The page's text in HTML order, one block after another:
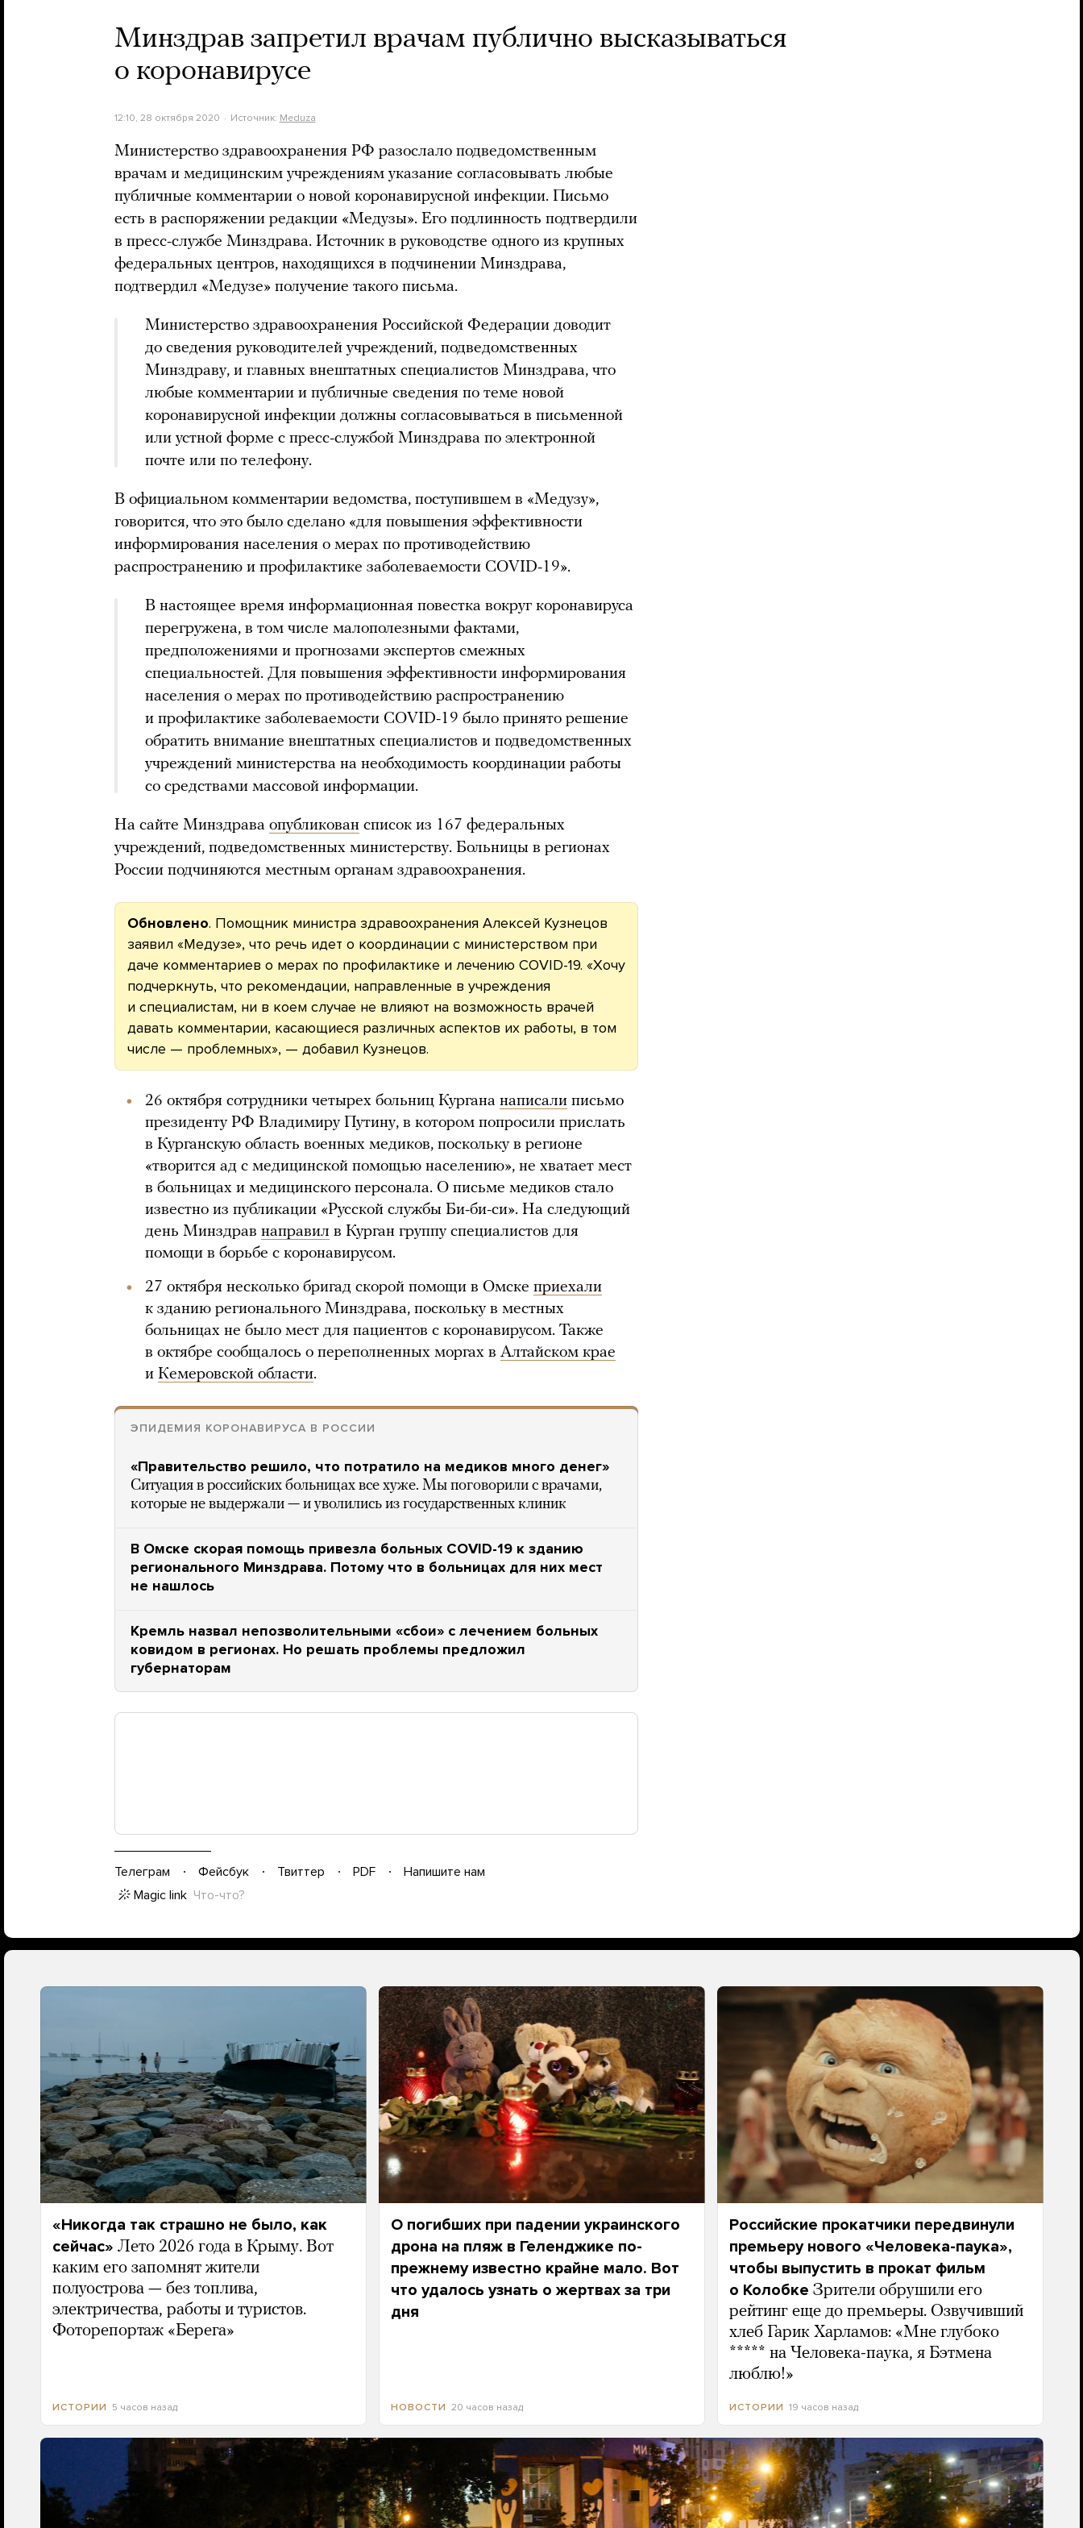
Минздрав запретил врачам публично высказываться
о коронавирусе
12:10, 28 октября 2020 Источник: Meduza
Министерство здравоохранения РФ разослало подведомственным
врачам и медицинским учреждениям указание согласовывать любые
публичные комментарии о новой коронавирусной инфекции. Письмо
есть в распоряжении редакции «Медузы». Его подлинность подтвердили
в пресс-службе Минздрава. Источник в руководстве одного из крупных
федеральных центров, находящихся в подчинении Минздрава,
подтвердил «Медузе» получение такого письма.
Министерство здравоохранения Российской Федерации доводит
до сведения руководителей учреждений, подведомственных
Минздраву, и главных внештатных специалистов Минздрава, что
любые комментарии и публичные сведения по теме новой
коронавирусной инфекции должны согласовываться в письменной
или устной форме с пресс-службой Минздрава по электронной
почте или по телефону.
В официальном комментарии ведомства, поступившем в «Медузу»,
говорится, что это было сделано «для повышения эффективности
информирования населения о мерах по противодействию
распространению и профилактике заболеваемости COVID-19».
В настоящее время информационная повестка вокруг коронавируса
перегружена, в том числе малополезными фактами,
предположениями и прогнозами экспертов смежных
специальностей. Для повышения эффективности информирования
населения о мерах по противодействию распространению
и профилактике заболеваемости COVID-19 было принято решение
обратить внимание внештатных специалистов и подведомственных
учреждений министерства на необходимость координации работы
со средствами массовой информации.
На сайте Минздрава опубликован список из 167 федеральных
учреждений, подведомственных министерству. Больницы в регионах
России подчиняются местным органам здравоохранения.
Обновлено. Помощник министра здравоохранения Алексей Кузнецов
заявил «Медузе», что речь идет о координации с министерством при
даче комментариев о мерах по профилактике и лечению COVID-19. «Хочу
подчеркнуть, что рекомендации, направленные в учреждения
и специалистам, ни в коем случае не влияют на возможность врачей
давать комментарии, касающиеся различных аспектов их работы, в том
числе — проблемных», — добавил Кузнецов.
26 октября сотрудники четырех больниц Кургана написали письмо
президенту РФ Владимиру Путину, в котором попросили прислать
в Курганскую область военных медиков, поскольку в регионе
«творится ад с медицинской помощью населению», не хватает мест
в больницах и медицинского персонала. О письме медиков стало
известно из публикации «Русской службы Би-би-си». На следующий
день Минздрав направил в Курган группу специалистов для
помощи в борьбе с коронавирусом.
27 октября несколько бригад скорой помощи в Омске приехали
к зданию регионального Минздрава, поскольку в местных
больницах не было мест для пациентов с коронавирусом. Также
в октябре сообщалось о переполненных моргах в Алтайском крае
и Кемеровской области.
ЭПИДЕМИЯ КОРОНАВИРУСА В РОССИИ
«Правительство решило, что потратило на медиков много денег»
Ситуация в российских больницах все хуже. Мы поговорили с врачами,
которые не выдержали — и уволились из государственных клиник
В Омске скорая помощь привезла больных COVID-19 к зданию
регионального Минздрава. Потому что в больницах для них мест
не нашлось
Кремль назвал непозволительными «сбои» с лечением больных
ковидом в регионах. Но решать проблемы предложил
губернаторам
Телеграм Фейсбук Твиттер PDF
Напишите нам
Magic link Что-что?
«Никогда так страшно не было, как
сейчас» Лето 2026 года в Крыму. Вот
каким его запомнят жители
полуострова — без топлива,
электричества, работы и туристов.
Фоторепортаж «Берега»
ИСТОРИИ 5 часов назад
О погибших при падении украинского
дрона на пляж в Геленджике по-
прежнему известно крайне мало. Вот
что удалось узнать о жертвах за три
дня
НОВОСТИ 20 часов назад
Российские прокатчики передвинули
премьеру нового «Человека-паука»,
чтобы выпустить в прокат фильм
о Колобке Зрители обрушили его
рейтинг еще до премьеры. Озвучивший
хлеб Гарик Харламов: «Мне глубоко
***** на Человека-паука, я Бэтмена
люблю!»
ИСТОРИИ 19 часов назад